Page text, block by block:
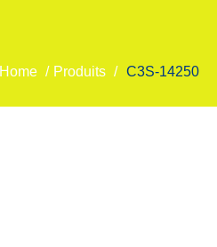
Home / Produits / C3S-14250